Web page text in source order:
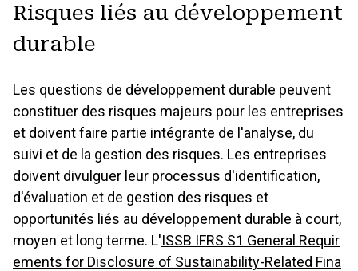
Risques liés au développement
durable
Les questions de développement durable peuvent
constituer des risques majeurs pour les entreprises
et doivent faire partie intégrante de l'analyse, du
suivi et de la gestion des risques. Les entreprises
doivent divulguer leur processus d'identification,
d'évaluation et de gestion des risques et
opportunités liés au développement durable à court,
moyen et long terme. L'ISSB IFRS S1 General Requir
ements for Disclosure of Sustainability-Related Fina